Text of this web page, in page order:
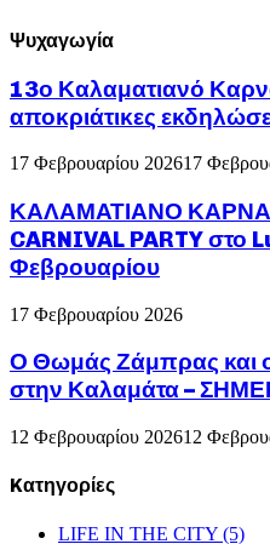
Ψυχαγωγία
13ο Καλαματιανό
αποκριάτικες
17 Φεβρουαρίου 202617
ΚΑΛΑΜΑΤΙΑΝΟ
CARNIVAL PARTY στο
Φεβρουαρίου
17 Φεβρουαρίου 2026
Ο Θωμάς Ζάμπρας και
στην Καλαμάτα –
12 Φεβρουαρίου 202612
Kατηγορίες
LIFE IN THE CITY (5)